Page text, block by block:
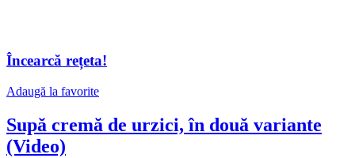
Încearcă rețeta!
Adaugă la favorite
Supă cremă de urzici, în două variante
(Video)